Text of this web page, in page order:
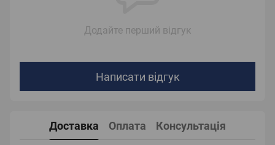
Додайте перший відгук
Написати відгук
Доставка Оплата Консультація